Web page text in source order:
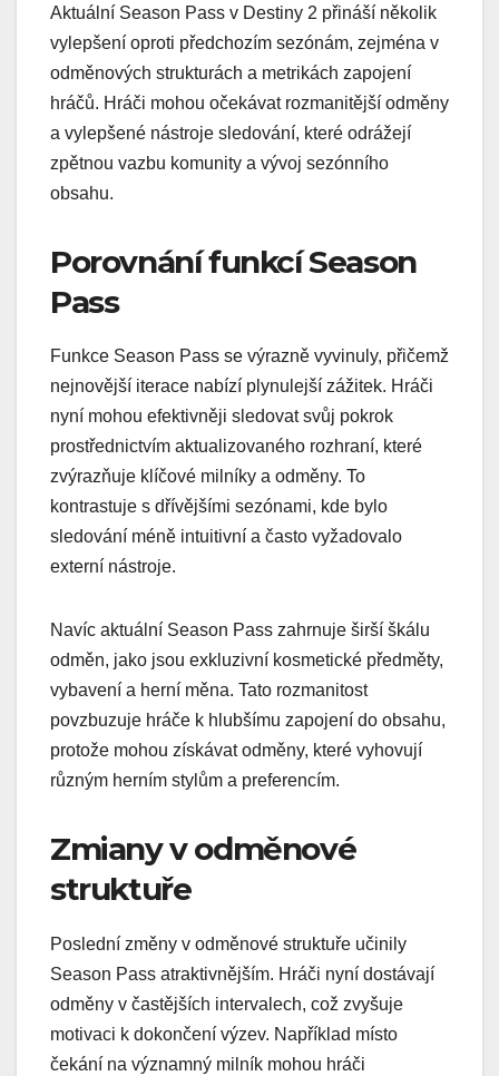
Aktuální Season Pass v Destiny 2 přináší několik
vylepšení oproti předchozím sezónám, zejména v
odměnových strukturách a metrikách zapojení
hráčů. Hráči mohou očekávat rozmanitější odměny
a vylepšené nástroje sledování, které odrážejí
zpětnou vazbu komunity a vývoj sezónního
obsahu.
Porovnání funkcí Season
Pass
Funkce Season Pass se výrazně vyvinuly, přičemž
nejnovější iterace nabízí plynulejší zážitek. Hráči
nyní mohou efektivněji sledovat svůj pokrok
prostřednictvím aktualizovaného rozhraní, které
zvýrazňuje klíčové milníky a odměny. To
kontrastuje s dřívějšími sezónami, kde bylo
sledování méně intuitivní a často vyžadovalo
externí nástroje.
Navíc aktuální Season Pass zahrnuje širší škálu
odměn, jako jsou exkluzivní kosmetické předměty,
vybavení a herní měna. Tato rozmanitost
povzbuzuje hráče k hlubšímu zapojení do obsahu,
protože mohou získávat odměny, které vyhovují
různým herním stylům a preferencím.
Zmiany v odměnové
struktuře
Poslední změny v odměnové struktuře učinily
Season Pass atraktivnějším. Hráči nyní dostávají
odměny v častějších intervalech, což zvyšuje
motivaci k dokončení výzev. Například místo
čekání na významný milník mohou hráči